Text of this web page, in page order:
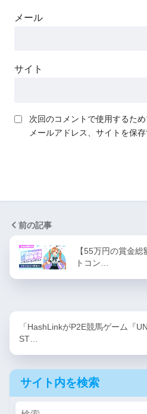
メール
サイト
次回のコメントで使用するた
メールアドレス、サイトを保存
前の記事
【55万円の賞金
トコン…
「HashLinkがP2E競馬ゲーム『
ST…
サイト内を検索